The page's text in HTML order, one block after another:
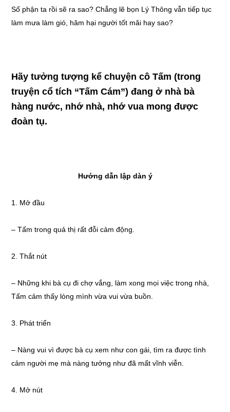
Số phận ta rồi sẽ ra sao? Chẳng lẽ bọn Lý Thông vẫn tiếp tục
làm mưa làm gió, hăm hại người tốt măi hay sao?
Hãy tưởng tượng kể chuyện cô Tấm (trong
truyện cổ tích “Tấm Cám”) đang ở nhà bà
hàng nước, nhớ nhà, nhớ vua mong được
đoàn tụ.
Hướng dẫn lập dàn ý
1. Mở đầu
– Tấm trong quả thị rất đỗi cảm động.
2. Thắt nút
– Những khi bà cụ đi chợ vắng, làm xong mọi việc trong nhà,
Tấm cảm thấy lòng mình vừa vui vừa buồn.
3. Phát triển
– Nàng vui vì được bà cụ xem như con gái, tìm ra được tình
cảm người mẹ mà nàng tưởng như đã mất vĩnh viễn.
4. Mở nút